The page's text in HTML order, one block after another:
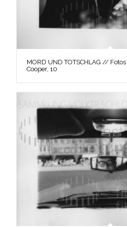
MORD UND TOTSCHLAG //
Cooper, 10